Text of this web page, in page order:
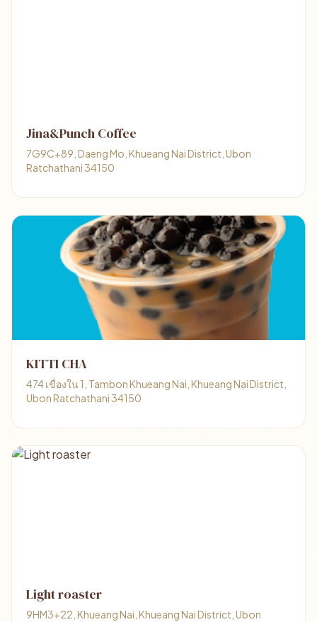
Jina&Punch Coffee
7G9C+89, Daeng Mo, Khueang Nai District, Ubon
Ratchathani 34150
KITTI CHA
474 เขื่องใน 1, Tambon Khueang Nai, Khueang Nai District,
Ubon Ratchathani 34150
Light roaster
9HM3+22, Khueang Nai, Khueang Nai District, Ubon